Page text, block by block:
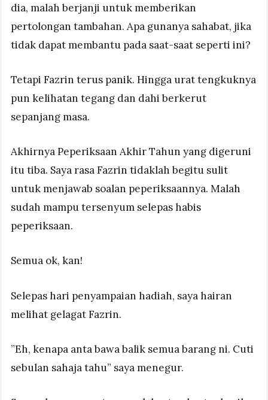
dia, malah berjanji untuk memberikan
pertolongan tambahan. Apa gunanya sahabat, jika
tidak dapat membantu pada saat-saat seperti ini?
Tetapi Fazrin terus panik. Hingga urat tengkuknya
pun kelihatan tegang dan dahi berkerut
sepanjang masa.
Akhirnya Peperiksaan Akhir Tahun yang digeruni
itu tiba. Saya rasa Fazrin tidaklah begitu sulit
untuk menjawab soalan peperiksaannya. Malah
sudah mampu tersenyum selepas habis
peperiksaan.
Semua ok, kan!
Selepas hari penyampaian hadiah, saya hairan
melihat gelagat Fazrin.
”Eh, kenapa anta bawa balik semua barang ni. Cuti
sebulan sahaja tahu” saya menegur.